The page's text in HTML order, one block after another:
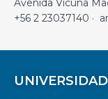
Avenida Vicuña
+56 2 23037140 ·
UNIVERSIDAD